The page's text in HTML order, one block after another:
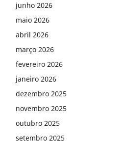
junho 2026
maio 2026
abril 2026
março 2026
fevereiro 2026
janeiro 2026
dezembro 2025
novembro 2025
outubro 2025
setembro 2025